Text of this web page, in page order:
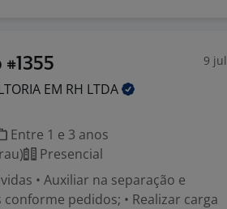
#1355 9 jul
EM RH LTDA
Entre 1 e 3 anos
Presencial
• Auxiliar na separação e
pedidos; • Realizar carga